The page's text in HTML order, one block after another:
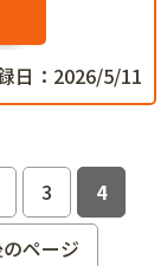
日：2026/5/11
3
4
ページ